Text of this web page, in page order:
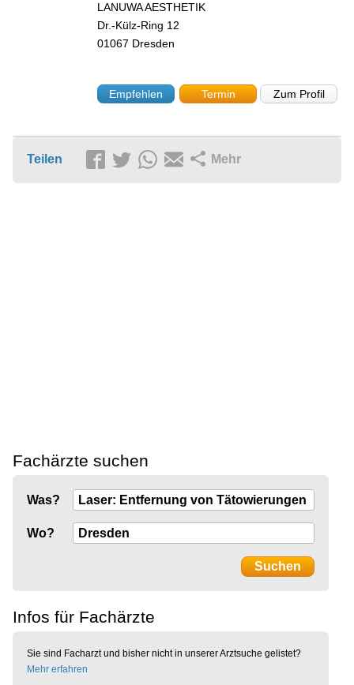
LANUWA AESTHETIK
Dr.-Külz-Ring 12
01067 Dresden
Empfehlen Termin Zum Profil
Teilen Mehr
Fachärzte suchen
Was?
Wo?
Infos für Fachärzte
Sie sind Facharzt und bisher nicht in unserer Arztsuche gelistet?
Mehr erfahren